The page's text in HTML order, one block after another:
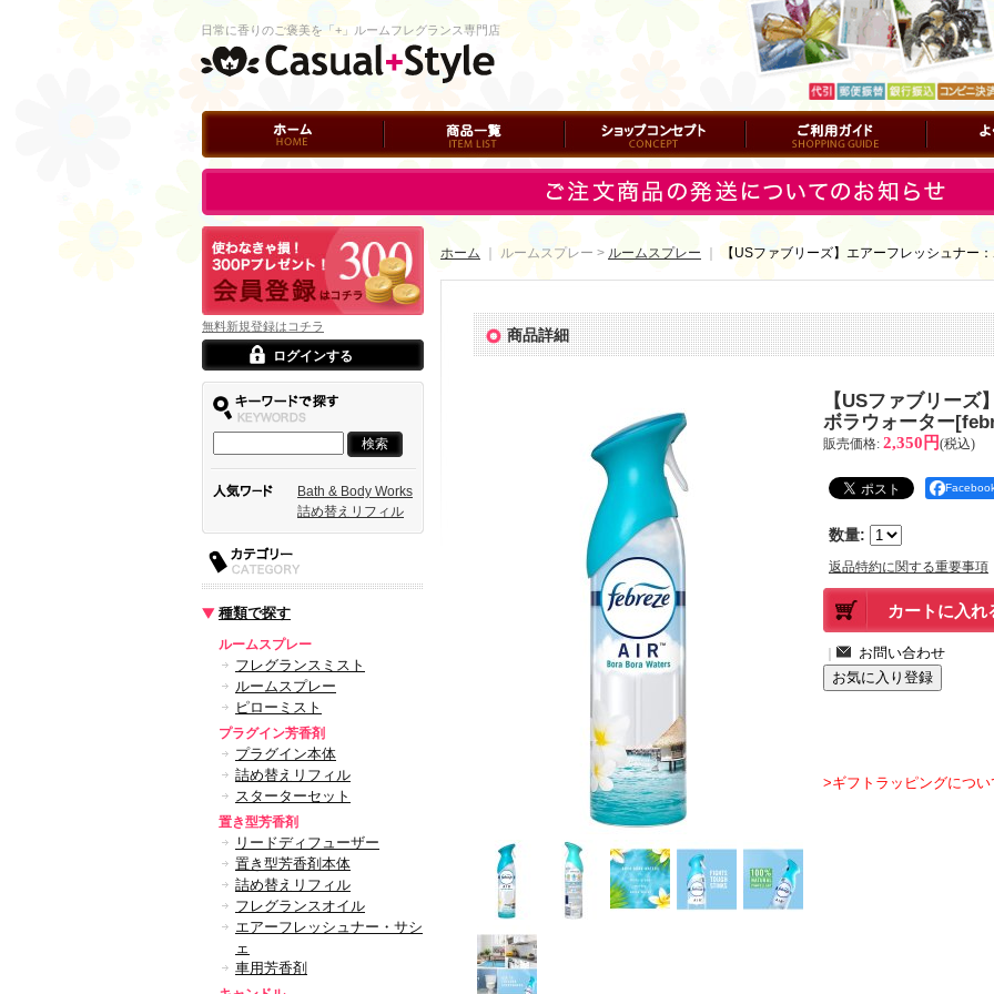
ホーム 商品一覧 ショップコンセプト ご利用ガイド よくある
日常に香りのご褒美を「+」ルームフレグランス専門店
ログイン
無料新規登録はコチラ
ログインする
Bath & Body Works
詰め替えリフィル
種類で探す
ルームスプレー
フレグランスミスト
ルームスプレー
ピローミスト
プラグイン芳香剤
プラグイン本体
詰め替えリフィル
スターターセット
置き型芳香剤
リードディフューザー
置き型芳香剤本体
詰め替えリフィル
フレグランスオイル
エアーフレッシュナー・サシ
ェ
車用芳香剤
ホーム ｜ ルームスプレー > ルームスプレー 【USファブリーズ】エアーフレッシュナー
商品詳細
【USファブリー
ボラウォーター[
販売価格: 2,350円(税込)
数量:
返品特約に関する重要事項
>ギフトラッピングについ